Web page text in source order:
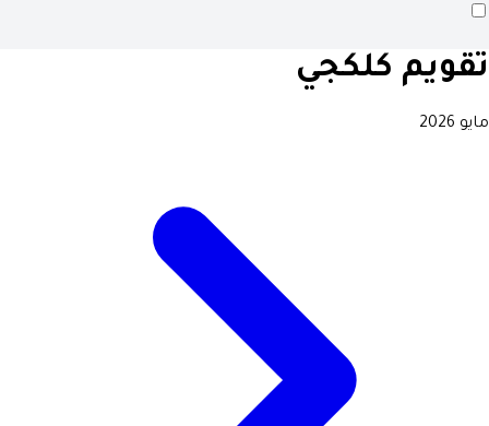
تقويم كلكجي
مايو 2026